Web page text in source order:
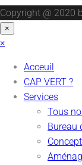
Copyright @ 2020
×
×
Acceuil
CAP VERT ?
Services
Tous
Bureau